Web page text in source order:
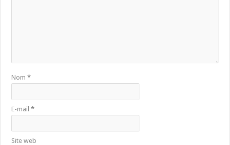
Nom*
E-mail*
Site web